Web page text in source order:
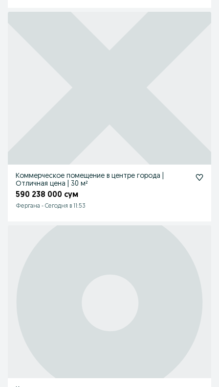
Коммерческое помещение в центре города |
Отличная цена | 30 м²
590 238 000 сум
Фергана - Сегодня в 11:53